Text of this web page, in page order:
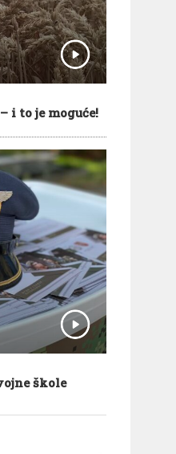
i to je moguće!
škole